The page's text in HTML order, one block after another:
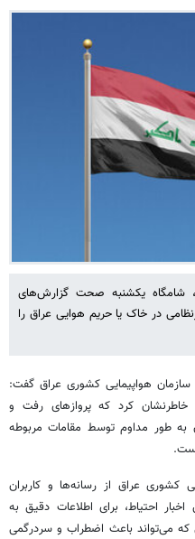
شامگاه یکشنبه صحت گزارش‌های
در خاک یا حریم هوایی عراق را
سازمان هواپیمایی کشوری عراق گفت:
کرد که پروازهای رفت و
به طور مداوم توسط مقامات مربوطه
کشوری عراق از رسانه‌ها و کاربران
احتیاط، برای اطلاعات دقیق به
که می‌تواند باعث اضطراب و سردرگمی